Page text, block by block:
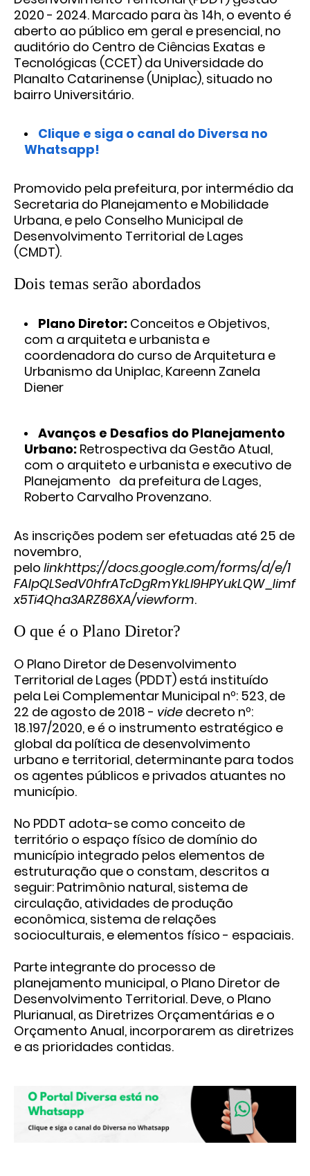
2020 - 2024. Marcado para às 14h, o evento é
aberto ao público em geral e presencial, no
auditório do Centro de Ciências Exatas e
Tecnológicas (CCET) da Universidade do
Planalto Catarinense (Uniplac), situado no
bairro Universitário.
Clique e siga o canal do Diversa no
Whatsapp!
Promovido pela prefeitura, por intermédio da
Secretaria do Planejamento e Mobilidade
Urbana, e pelo Conselho Municipal de
Desenvolvimento Territorial de Lages
(CMDT).
Dois temas serão abordados
Plano Diretor: Conceitos e Objetivos,
com a arquiteta e urbanista e
coordenadora do curso de Arquitetura e
Urbanismo da Uniplac, Kareenn Zanela
Diener
Avanços e Desafios do Planejamento
Urbano: Retrospectiva da Gestão Atual,
com o arquiteto e urbanista e executivo de
Planejamento da prefeitura de Lages,
Roberto Carvalho Provenzano.
As inscrições podem ser efetuadas até 25 de
novembro,
pelo linkhttps://docs.google.com/forms/d/e/1
FAIpQLSedV0hfrATcDgRmYkLl9HPYukLQW_Iimf
x5Ti4Qha3ARZ86XA/viewform.
O que é o Plano Diretor?
O Plano Diretor de Desenvolvimento
Territorial de Lages (PDDT) está instituído
pela Lei Complementar Municipal nº: 523, de
22 de agosto de 2018 - vide decreto nº:
18.197/2020, e é o instrumento estratégico e
global da política de desenvolvimento
urbano e territorial, determinante para todos
os agentes públicos e privados atuantes no
município.
No PDDT adota-se como conceito de
território o espaço físico de domínio do
município integrado pelos elementos de
estruturação que o constam, descritos a
seguir: Patrimônio natural, sistema de
circulação, atividades de produção
econômica, sistema de relações
socioculturais, e elementos físico - espaciais.
Parte integrante do processo de
planejamento municipal, o Plano Diretor de
Desenvolvimento Territorial. Deve, o Plano
Plurianual, as Diretrizes Orçamentárias e o
Orçamento Anual, incorporarem as diretrizes
e as prioridades contidas.